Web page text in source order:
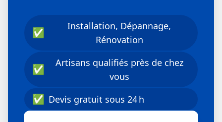
✅
Installation, Dépannage,
Rénovation
✅
Artisans qualifiés près de chez
vous
✅ Devis gratuit sous 24 h